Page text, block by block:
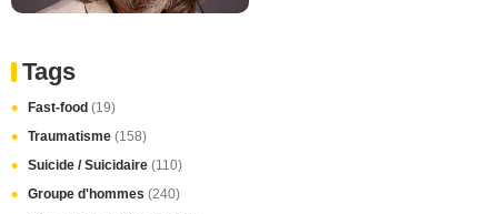
Tags
Fast-food (19)
Traumatisme (158)
Suicide / Suicidaire (110)
Groupe d'hommes (240)